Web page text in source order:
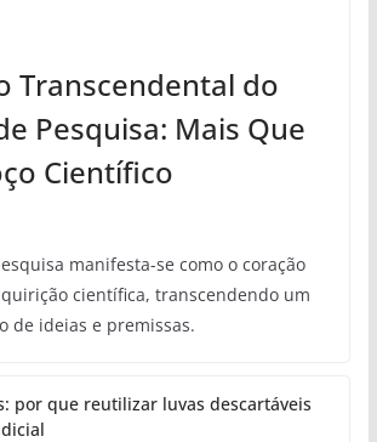
Transcendental do
Pesquisa: Mais Que
Científico
manifesta-se como o coração
científica, transcendendo um
de ideias e premissas.
por que reutilizar luvas descartáveis